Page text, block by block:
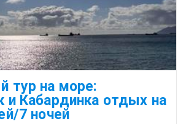
тур на море:
и Кабардинка отдых на
7 ночей